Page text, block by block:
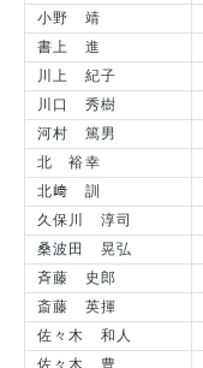
小野 靖
書上 進
川上 紀子
川口 秀樹
河村 篤男
北 裕幸
北﨑 訓
久保川 淳司
桑波田 晃弘
斉藤 史郎
斎藤 英揮
佐々木 和人
佐々木 豊